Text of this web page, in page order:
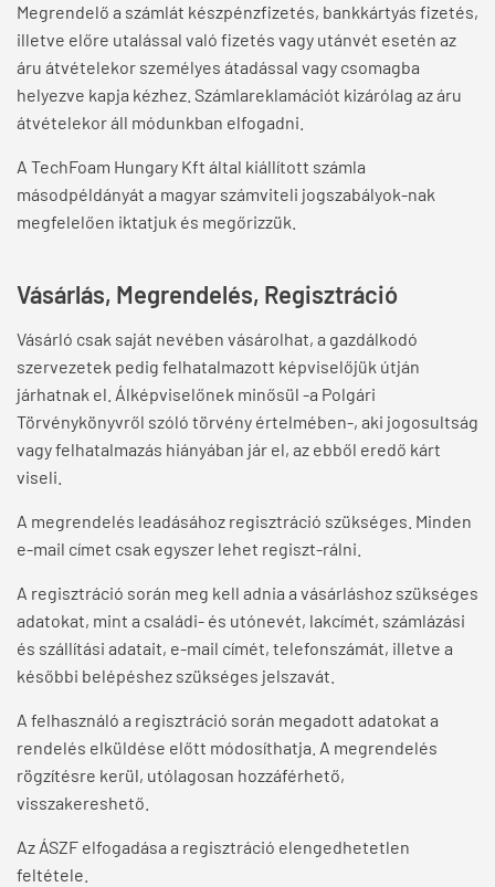
Megrendelő a számlát készpénzfizetés, bankkártyás fizetés,
illetve előre utalással való fizetés vagy utánvét esetén az
áru átvételekor személyes átadással vagy csomagba
helyezve kapja kézhez. Számlareklamációt kizárólag az áru
átvételekor áll módunkban elfogadni.
A TechFoam Hungary Kft által kiállított számla
másodpéldányát a magyar számviteli jogszabályok-nak
megfelelően iktatjuk és megőrizzük.
Vásárlás, Megrendelés, Regisztráció
Vásárló csak saját nevében vásárolhat, a gazdálkodó
szervezetek pedig felhatalmazott képviselőjük útján
járhatnak el. Álképviselőnek minősül -a Polgári
Törvénykönyvről szóló törvény értelmében-, aki jogosultság
vagy felhatalmazás hiányában jár el, az ebből eredő kárt
viseli.
A megrendelés leadásához regisztráció szükséges. Minden
e-mail címet csak egyszer lehet regiszt-rálni.
A regisztráció során meg kell adnia a vásárláshoz szükséges
adatokat, mint a családi- és utónevét, lakcímét, számlázási
és szállítási adatait, e-mail címét, telefonszámát, illetve a
későbbi belépéshez szükséges jelszavát.
A felhasználó a regisztráció során megadott adatokat a
rendelés elküldése előtt módosíthatja. A megrendelés
rögzítésre kerül, utólagosan hozzáférhető,
visszakereshető.
Az ÁSZF elfogadása a regisztráció elengedhetetlen
feltétele.